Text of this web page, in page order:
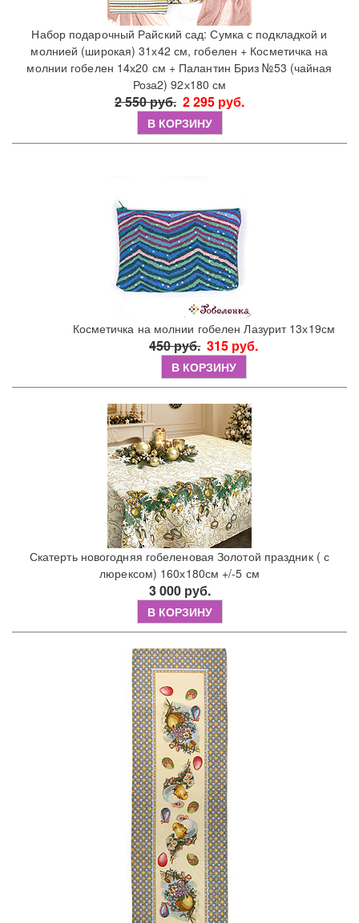
Набор подарочный Райский сад: Сумка с подкладкой и
молнией (широкая) 31х42 см, гобелен + Косметичка на
молнии гобелен 14х20 см + Палантин Бриз №53 (чайная
Роза2) 92х180 см
2 550 руб. 2 295 руб.
В КОРЗИНУ
Косметичка на молнии гобелен Лазурит 13х19см
450 руб. 315 руб.
В КОРЗИНУ
Скатерть новогодняя гобеленовая Золотой праздник ( с
люрексом) 160х180см +/-5 см
3 000 руб.
В КОРЗИНУ